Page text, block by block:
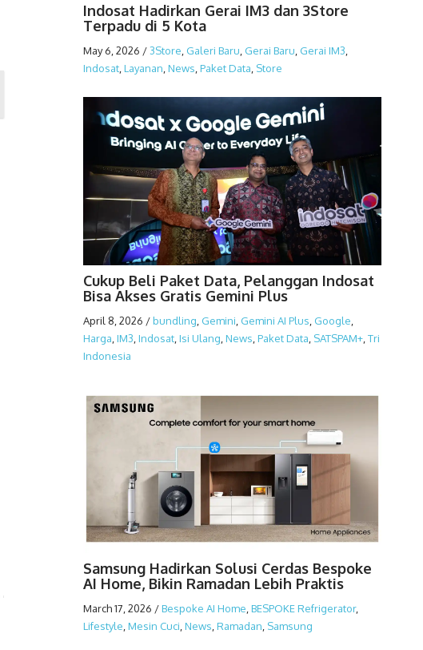
Indosat Hadirkan Gerai IM3 dan 3Store
Terpadu di 5 Kota
May 6, 2026 /3Store Galeri Baru Gerai Baru Gerai IM3
Indosat, Layanan News Paket Data Store
Cukup Beli Paket Data, Pelanggan Indosat
Bisa Akses Gratis Gemini Plus
April 8, 2026 /bundling Gemini Gemini AI Plus Google
Harga IM3 Indosat, Isi Ulang News Paket Data SATSPAM+, Tri
Indonesia
Samsung Hadirkan Solusi Cerdas Bespoke
AI Home, Bikin Ramadan Lebih Praktis
March 17, 2026 /Bespoke AI Home BESPOKE Refrigerator,
Lifestyle Mesin Cuci News Ramadan Samsung